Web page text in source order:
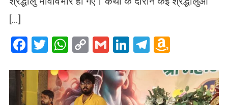
[…]
Facebook
Twitter
WhatsApp
CopyGmailLinkedIn
Telegram
List